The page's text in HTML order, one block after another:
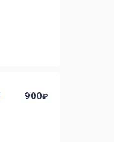
900